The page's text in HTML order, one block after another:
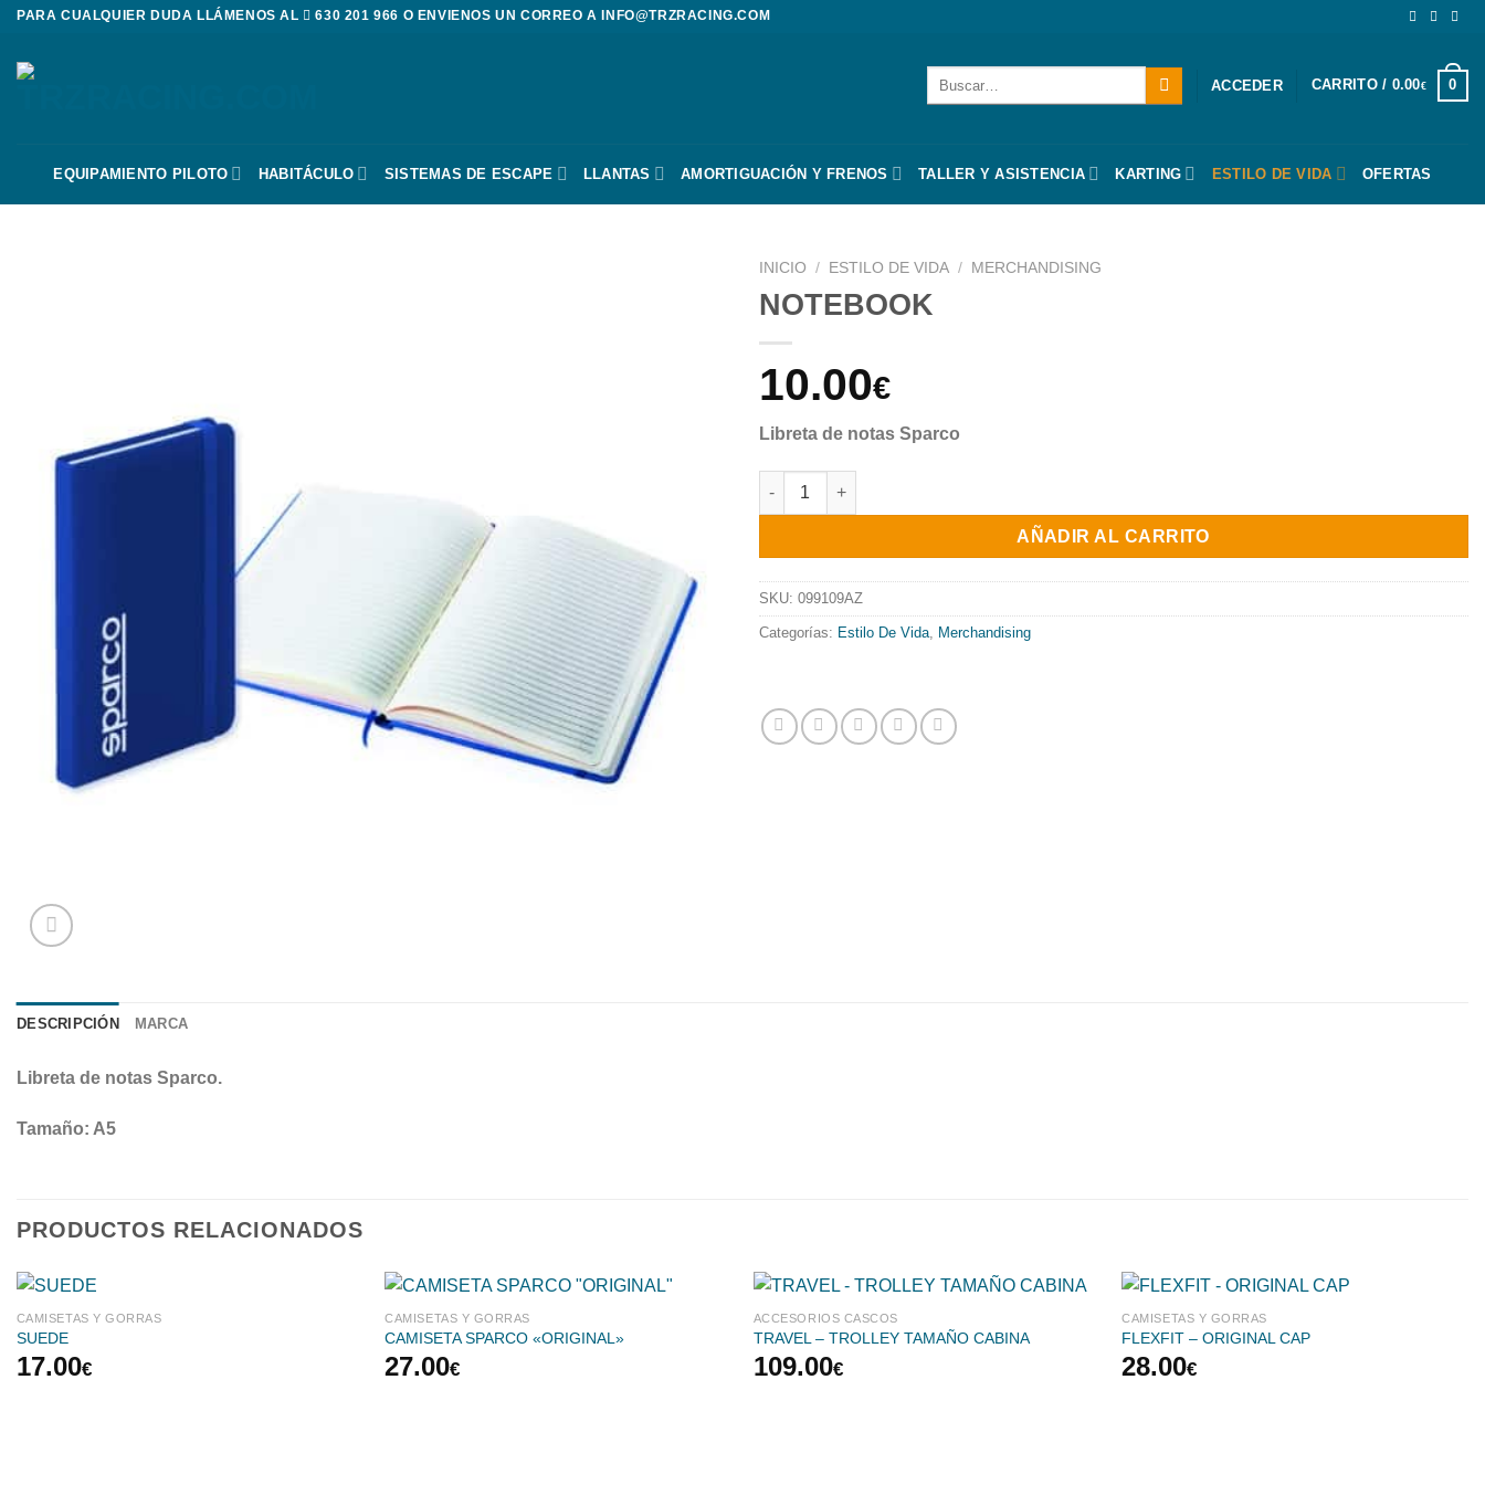
Saltar
contenido
PARA CUALQUIER DUDA LLÁMENOS AL 630 201 966 O ENVIENOS UN CORREO A INFO@TRZRACING.COM
ACCEDER CARRITO / 0.00€ 0
EQUIPAMIENTO PILOTO HABITÁCULO SISTEMAS DE ESCAPE LLANTAS AMORTIGUACIÓN Y FRENOS TALLER Y ASISTENCIA KARTING ESTILO DE VIDA OFERTAS
INICIO / ESTILO DE VIDA / MERCHANDISING
NOTEBOOK
10.00€
Libreta de notas Sparco
NOTEBOOK cantidad
AÑADIR AL CARRITO
SKU: 099109AZ
Categorías: Estilo De Vida Merchandising
DESCRIPCIÓN MARCA
Libreta de notas Sparco.
Tamaño: A5
PRODUCTOS RELACIONADOS
CAMISETAS Y GORRAS
SUEDE
17.00€
CAMISETAS Y GORRAS
CAMISETA SPARCO «ORIGINAL»
27.00€
ACCESORIOS CASCOS
TRAVEL – TROLLEY TAMAÑO CABINA
109.00€
CAMISETAS Y GORRAS
FLEXFIT – ORIGINAL CAP
28.00€